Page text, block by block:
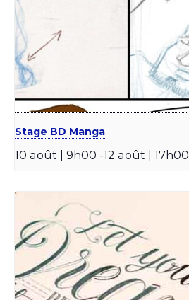
Stage BD Manga
10 août | 9h00 -12 août | 17h00